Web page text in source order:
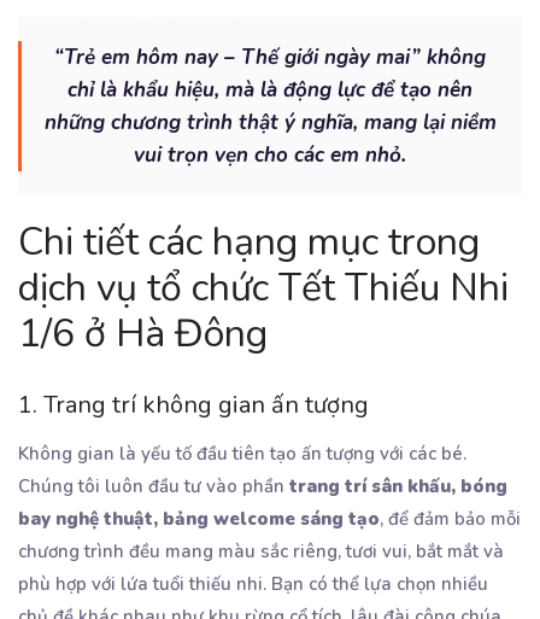
“Trẻ em hôm nay – Thế giới ngày mai” không
chỉ là khẩu hiệu, mà là động lực để tạo nên
những chương trình thật ý nghĩa, mang lại niềm
vui trọn vẹn cho các em nhỏ.
Chi tiết các hạng mục trong
dịch vụ tổ chức Tết Thiếu Nhi
1/6 ở Hà Đông
1. Trang trí không gian ấn tượng
Không gian là yếu tố đầu tiên tạo ấn tượng với các bé.
Chúng tôi luôn đầu tư vào phần trang trí sân khấu, bóng
bay nghệ thuật, bảng welcome sáng tạo, để đảm bảo mỗi
chương trình đều mang màu sắc riêng, tươi vui, bắt mắt và
phù hợp với lứa tuổi thiếu nhi. Bạn có thể lựa chọn nhiều